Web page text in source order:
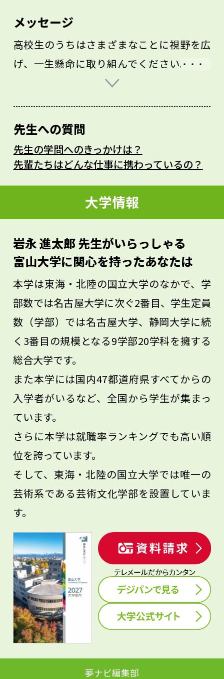
メッセージ
高校生のうちはさまざまなことに視野を広
げ、一生懸命に取り組んでください。自分
が苦手とする分野でも、ちょっとずつでい
可能性が広がっていくでしょう。どんな方
面でもいいので、自分の可能性を潰さない
よう、たくさんの方向に目を向けてほしい
でしたが、今では組織工学という生物やバ
イオに深いつながりのある分野で研究をし
ています。工学の立場からケガや病気で困
っている多くの人々を救える、とてもやり
先生への質問
先生の学問へのきっかけは？
先輩たちはどんな仕事に携わっているの？
大学情報
岩永 進太郎 先生がいらっしゃる
富山大学に関心を持ったあなたは
本学は東海・北陸の国立大学のなかで、学
部数では名古屋大学に次ぐ2番目、学生定員
数（学部）では名古屋大学、静岡大学に続
く3番目の規模となる9学部20学科を擁する
総合大学です。
また本学には国内47都道府県すべてからの
入学者がいるなど、全国から学生が集まっ
ています。
さらに本学は就職率ランキングでも高い順
位を誇っています。
そして、東海・北陸の国立大学では唯一の
芸術系である芸術文化学部を設置していま
す。
夢ナビ編集部